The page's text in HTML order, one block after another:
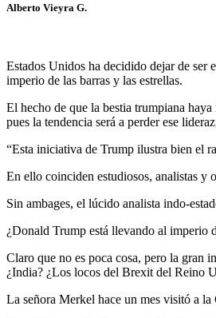
Alberto Vieyra G.
Estados Unidos ha decidido dejar de
imperio de las barras y las estrellas.
El hecho de que la bestia trumpiana
pues la tendencia será a perder ese
“Esta iniciativa de Trump ilustra bien el
En ello coinciden estudiosos, analistas y
Sin ambages, el lúcido analista indo-
¿Donald Trump está llevando al imperio
Claro que no es poca cosa, pero la gran
¿India? ¿Los locos del Brexit del Reino
La señora Merkel hace un mes visitó a